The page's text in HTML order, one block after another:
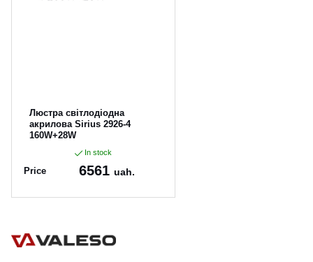
Люстра світлодіодна
акрилова Sirius 2926-4
160W+28W
In stock
Price 6561 uah.